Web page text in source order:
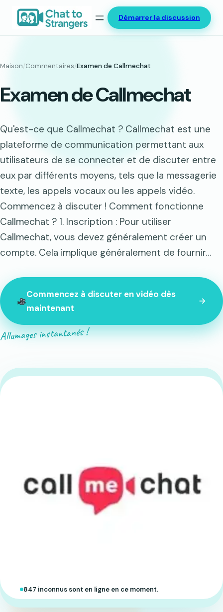
Démarrer la discussion
Maison/Commentaires/Examen de Callmechat
Examen de Callmechat
Qu'est-ce que Callmechat ? Callmechat est une
plateforme de communication permettant aux
utilisateurs de se connecter et de discuter entre
eux par différents moyens, tels que la messagerie
texte, les appels vocaux ou les appels vidéo.
Commencez à discuter ! Comment fonctionne
Callmechat ? 1. Inscription : Pour utiliser
Callmechat, vous devez généralement créer un
compte. Cela implique généralement de fournir…
Commencez à discuter en vidéo dès
maintenant
Allumages instantanés !
847 inconnus sont en ligne en ce moment.